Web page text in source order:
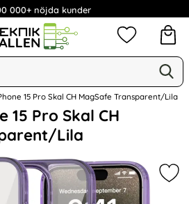
000+ nöjda kunder
Mina
15 Pro Skal CH MagSafe Transparent/Lila
15 Pro Skal CH
Lila